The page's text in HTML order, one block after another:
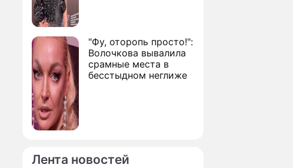
"Фу, оторопь просто!":
Волочкова вывалила
срамные места в
бесстыдном неглиже
Лента новостей